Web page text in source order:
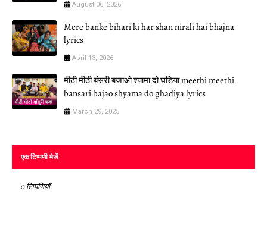
August 06, 2026
Mere banke bihari ki har shan nirali hai bhajna
lyrics
April 13, 2026
मीठी मीठी बंसरी बजाओ श्यामा दो घड़िया meethi meethi
bansari bajao shyama do ghadiya lyrics
March 29, 2025
एक टिप्पणी भेजें
0 टिप्पणियाँ